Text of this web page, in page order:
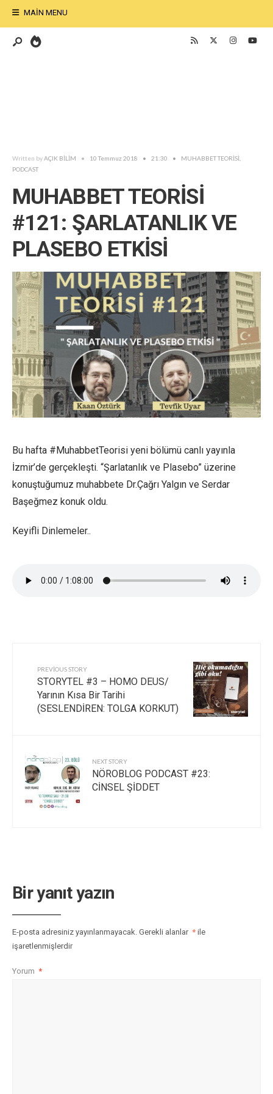
MAIN MENU
Written byAÇIK BİLİM • 10 Temmuz 2018 • 21:30 • MUHABBET TEORİSİ
PODCAST
MUHABBET TEORİSİ
#121: ŞARLATANLIK VE
PLASEBO ETKİSİ
Bu hafta #MuhabbetTeorisi yeni bölümü canlı yayınla
İzmir’de gerçekleşti. “Şarlatanlık ve Plasebo” üzerine
konuştuğumuz muhabbete Dr.Çağrı Yalgın ve Serdar
Başeğmez konuk oldu.
Keyifli Dinlemeler..
PREVIOUS STORY
STORYTEL #3 – HOMO DEUS/
Yarının Kısa Bir Tarihi
(SESLENDİREN: TOLGA KORKUT)
NEXT STORY
NÖROBLOG PODCAST #23:
CİNSEL ŞİDDET
Bir yanıt yazın
E-posta adresiniz yayınlanmayacak. Gerekli alanlar * ile
işaretlenmişlerdir
Yorum *